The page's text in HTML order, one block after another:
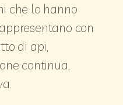
che lo hanno
con
di api,
continua,